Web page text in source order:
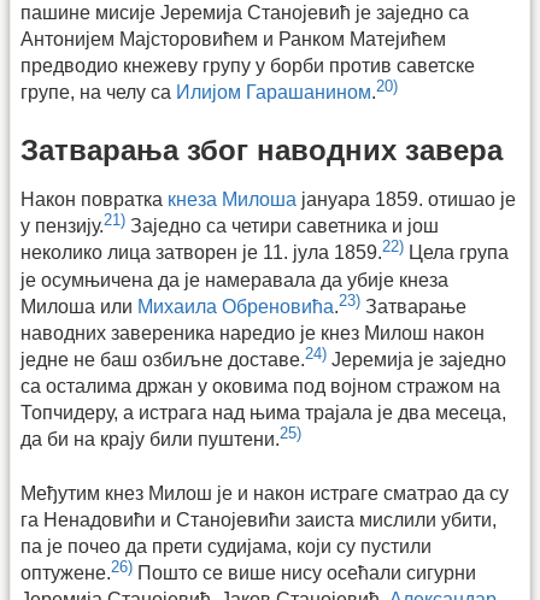
пашине мисије Јеремија Станојевић је заједно са
Антонијем Мајсторовићем и Ранком Матејићем
предводио кнежеву групу у борби против саветске
групе, на челу са Илијом Гарашанином.20)
Затварања због наводних завера
Након повратка кнеза Милоша јануара 1859. отишао је
у пензију.21) Заједно са четири саветника и још
неколико лица затворен је 11. јула 1859.22) Цела група
је осумњичена да је намеравала да убије кнеза
Милоша или Михаила Обреновића.23) Затварање
наводних завереника наредио је кнез Милош након
једне не баш озбиљне доставе.24) Јеремија је заједно
са осталима држан у оковима под војном стражом на
Топчидеру, а истрага над њима трајала је два месеца,
да би на крају били пуштени.25)
Међутим кнез Милош је и након истраге сматрао да су
га Ненадовићи и Станојевићи заиста мислили убити,
па је почео да прети судијама, који су пустили
оптужене.26) Пошто се више нису осећали сигурни